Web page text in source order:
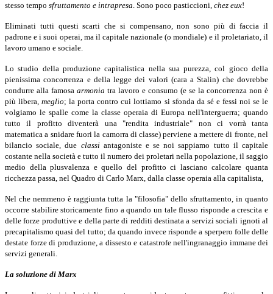
stesso tempo sfruttamento e intrapresa. Sono poco pasticcioni, chez eux!
Eliminati tutti questi scarti che si compensano, non sono più di faccia il
padrone e i suoi operai, ma il capitale nazionale (o mondiale) e il proletariato, il
lavoro umano e sociale.
Lo studio della produzione capitalistica nella sua purezza, col gioco della
pienissima concorrenza e della legge dei valori (cara a Stalin) che dovrebbe
condurre alla famosa armonia tra lavoro e consumo (e se la concorrenza non è
più libera,meglio; la porta contro cui lottiamo si sfonda da sé e fessi noi se le
volgiamo le spalle come la classe operaia di Europa nell'interguerra; quando
tutto il profitto diventerà una "rendita industriale" non ci vorrà tanta
matematica a snidare fuori la camorra di classe) perviene a mettere di fronte, nel
bilancio sociale, due classi antagoniste e se noi sappiamo tutto il capitale
costante nella società e tutto il numero dei proletari nella popolazione, il saggio
medio della plusvalenza e quello del profitto ci lasciano calcolare quanta
ricchezza passa, nel Quadro di Carlo Marx, dalla classe operaia alla capitalista,
Nel che nemmeno è raggiunta tutta la "filosofia" dello sfruttamento, in quanto
occorre stabilire storicamente fino a quando un tale flusso risponde a crescita e
delle forze produttive e della parte di redditi destinata a servizi sociali ignoti al
precapitalismo quasi del tutto; da quando invece risponde a sperpero folle delle
destate forze di produzione, a dissesto e catastrofe nell'ingranaggio immane dei
servizi generali.
La soluzione di Marx